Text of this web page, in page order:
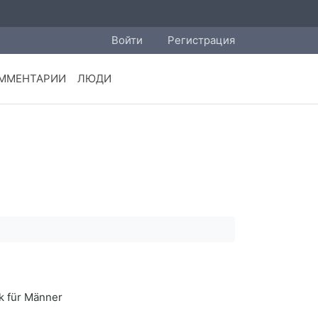
Войти Регистрация
ЛЮДИ
für Männer